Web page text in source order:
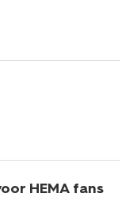
HEMA fans